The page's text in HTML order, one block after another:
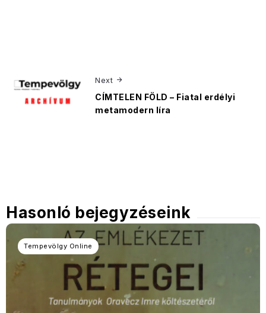
Next
CÍMTELEN FÖLD – Fiatal erdélyi
metamodern líra
Hasonló bejegyzéseink
Tempevölgy Online